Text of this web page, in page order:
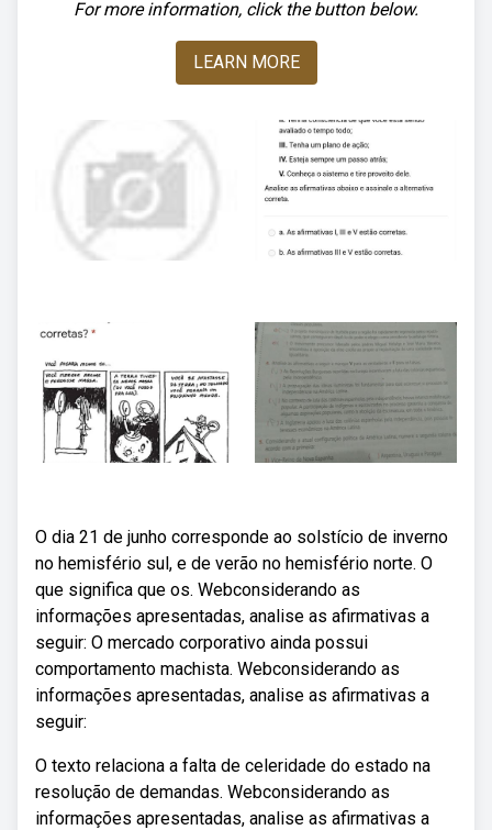
For more information, click the button below.
LEARN MORE
O dia 21 de junho corresponde ao solstício de inverno
no hemisfério sul, e de verão no hemisfério norte. O
que significa que os. Webconsiderando as
informações apresentadas, analise as afirmativas a
seguir: O mercado corporativo ainda possui
comportamento machista. Webconsiderando as
informações apresentadas, analise as afirmativas a
seguir:
O texto relaciona a falta de celeridade do estado na
resolução de demandas. Webconsiderando as
informações apresentadas, analise as afirmativas a